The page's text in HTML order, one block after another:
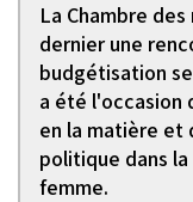
La Chambre
dernier une
budgétisation
a été l'occasion
en la matière et
politique dans
femme.